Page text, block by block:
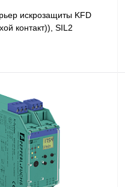
искрозащиты KFD
контакт)), SIL2
цену
Сравнение
Под заказ